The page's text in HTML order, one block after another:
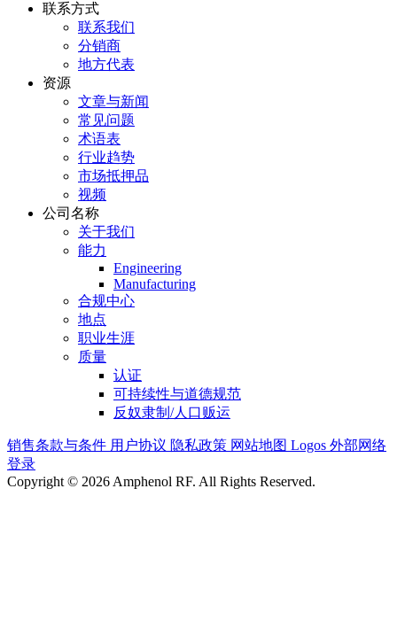
联系方式
联系我们
分销商
地方代表
资源
文章与新闻
常见问题
术语表
行业趋势
市场抵押品
视频
公司名称
关于我们
能力
Engineering
Manufacturing
合规中心
地点
职业生涯
质量
认证
可持续性与道德规范
反奴隶制/人口贩运
销售条款与条件 用户协议 隐私政策 网站地图 Logos 外部网络
登录
Copyright © 2026 Amphenol RF. All Rights Reserved.